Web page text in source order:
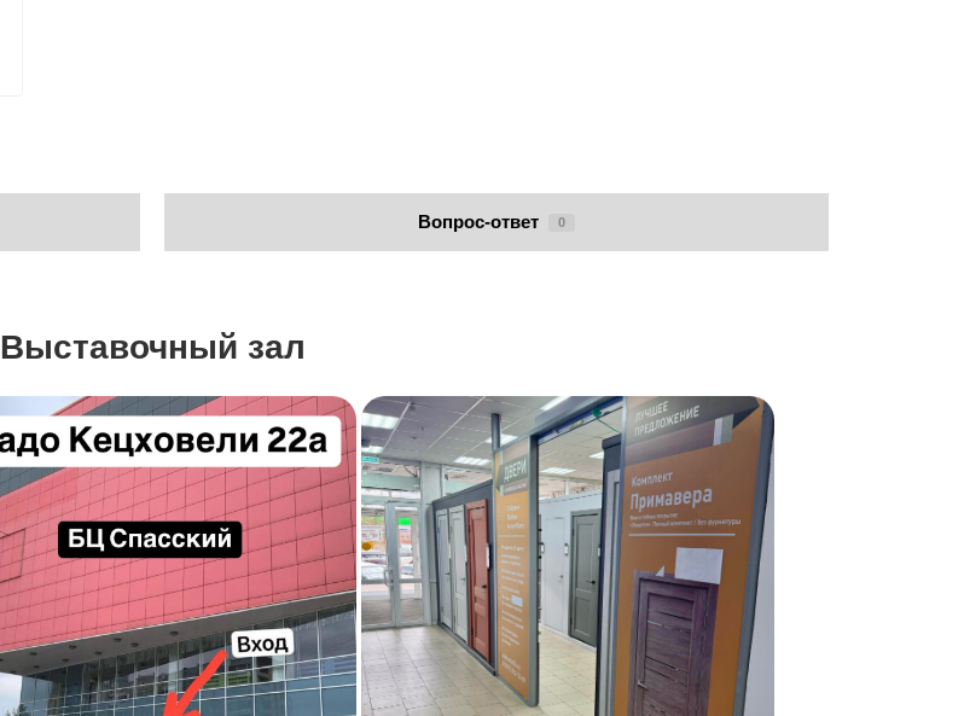
Вопрос-ответ 0
Выставочный зал